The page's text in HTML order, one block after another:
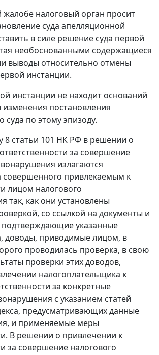
жалобе налоговый орган просит
суда апелляционной
в силе решение суда первой
необоснованными содержащиеся
выводы относительно отмены
инстанции.
инстанции не находит оснований
постановления
суда по этому эпизоду.
8 статьи 101 НК РФ в решении о
за совершение
излагаются
совершенного привлекаемым к
лицом налогового
так, как они установлены
со ссылкой на документы и
подтверждающие указанные
доводы, приводимые лицом, в
проводилась проверка, в свою
проверки этих доводов,
налогоплательщика к
за конкретные
с указанием статей
предусматривающих данные
и применяемые меры
В решении о привлечении к
за совершение налогового